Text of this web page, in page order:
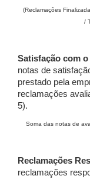
(Reclamações
/
Satisfação com
notas de
prestado pela
reclamações
5).
Soma das notas de
Reclamações
reclamações